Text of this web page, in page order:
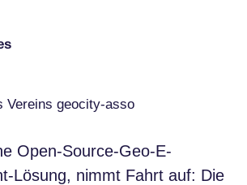
Vereins geocity-asso
Open-Source-Geo-E-
Lösung, nimmt Fahrt auf: Die